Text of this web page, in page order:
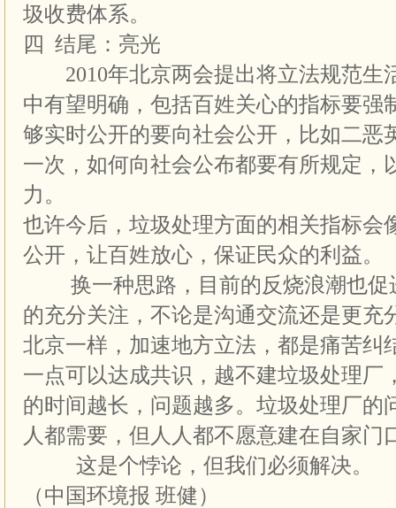
圾收费体系。
四 结尾：亮光
2010年北京两会提出将立法规范生
中有望明确，包括百姓关心的指标要强
够实时公开的要向社会公开，比如二恶
一次，如何向社会公布都要有所规定，
力。
也许今后，垃圾处理方面的相关指标会
公开，让百姓放心，保证民众的利益。
换一种思路，目前的反烧浪潮也促
的充分关注，不论是沟通交流还是更充
北京一样，加速地方立法，都是痛苦纠
一点可以达成共识，越不建垃圾处理厂
的时间越长，问题越多。垃圾处理厂的
人都需要，但人人都不愿意建在自家门
这是个悖论，但我们必须解决。
（中国环境报 班健）